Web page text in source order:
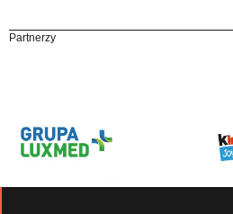
Partnerzy